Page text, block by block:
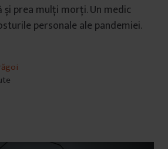
prea mulți morți. Un medic
personale ale pandemiei.